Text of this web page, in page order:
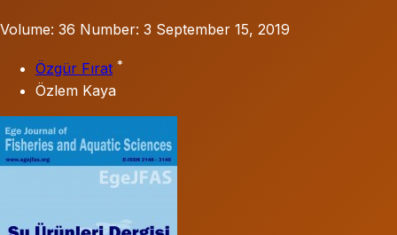
Volume: 36 Number: 3 September 15, 2019
Özgür Fırat *
Özlem Kaya